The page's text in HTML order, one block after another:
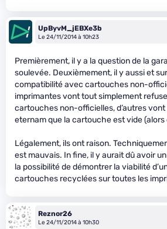
UpByvM_jEBXe3b
Le 24/11/2014 à 10h23
Premièrement, il y a la question de la
soulevée. Deuxièmement, il y aussi et
compatibilité avec cartouches non-
imprimantes vont tout simplement
cartouches non-officielles, d’autres
eternam que la cartouche est vide (alors
Légalement, ils ont raison.
est mauvais. In fine, il y aurait dû avoir
la possibilité de démontrer la viabilité
cartouches recyclées sur toutes les
Reznor26
Le 24/11/2014 à 10h30